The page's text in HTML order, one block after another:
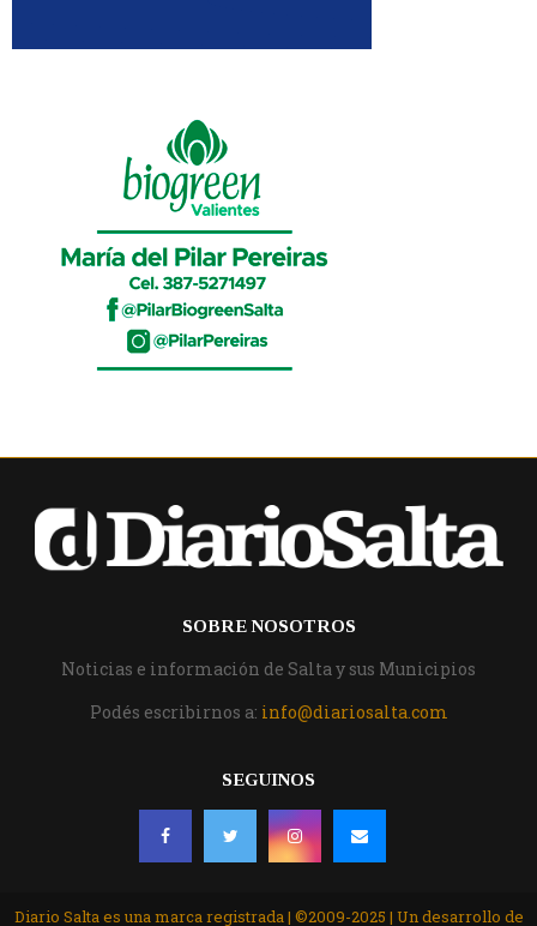
SOBRE NOSOTROS
Noticias e información de Salta y sus Municipios
Podés escribirnos a: info@diariosalta.com
SEGUINOS
Diario Salta es una marca registrada | ©2009-2025 | Un desarrollo de